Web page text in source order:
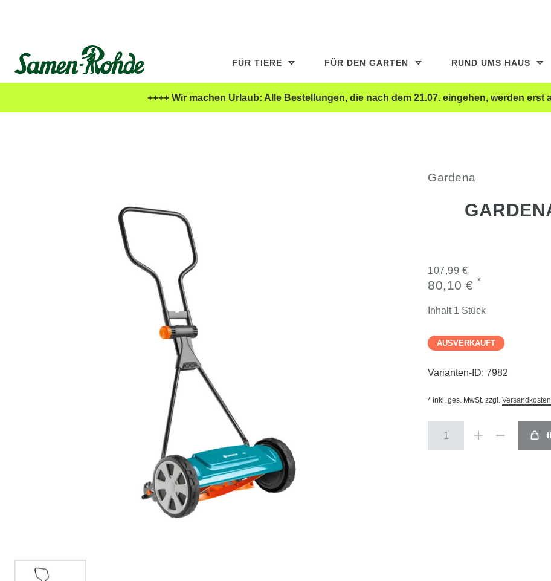
FÜR TIERE FÜR DEN GARTEN RUND UMS HAUS
++++ Wir machen Urlaub: Alle Bestellungen, die nach dem 21.07. eingehen, werden erst
Gardena
107,99 €
80,10 € *
Inhalt 1 Stück
AUSVERKAUFT
Varianten-ID: 7982
* inkl. ges. MwSt. zzgl. Versandkosten